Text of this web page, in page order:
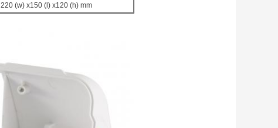
220 (w) x150 (l) x120 (h) mm